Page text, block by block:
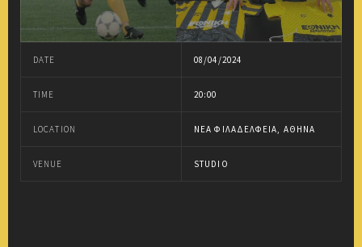
DATE 08/04/2024
TIME 20:00
LOCATION ΝΈΑ ΦΙΛΑΔΈΛΦΕΙΑ, ΑΘΉΝΑ
VENUE STUDIO